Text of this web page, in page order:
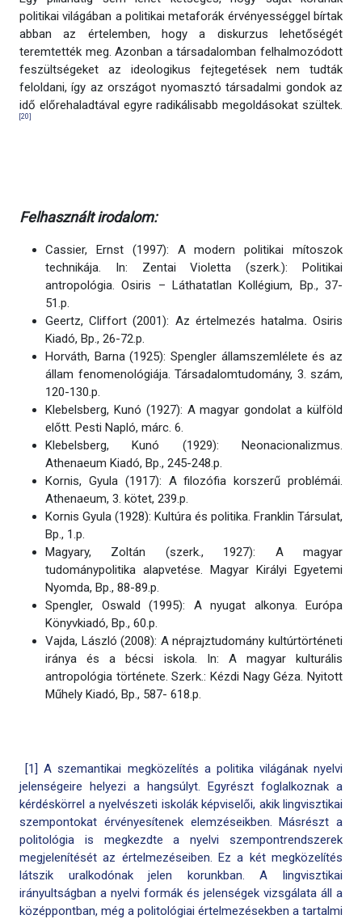
politikai világában a politikai metaforák érvényességgel bírtak
abban az értelemben, hogy a diskurzus lehetőségét
teremtették meg. Azonban a társadalomban felhalmozódott
feszültségeket az ideologikus fejtegetések nem tudták
feloldani, így az országot nyomasztó társadalmi gondok az
idő előrehaladtával egyre radikálisabb megoldásokat szültek.
[20]
Felhasznált irodalom:
Cassier, Ernst (1997): A modern politikai mítoszok
technikája. In: Zentai Violetta (szerk.): Politikai
antropológia. Osiris – Láthatatlan Kollégium, Bp., 37-
51.p.
Geertz, Cliffort (2001): Az értelmezés hatalma. Osiris
Kiadó, Bp., 26-72.p.
Horváth, Barna (1925): Spengler államszemlélete és az
állam fenomenológiája. Társadalomtudomány, 3. szám,
120-130.p.
Klebelsberg, Kunó (1927): A magyar gondolat a külföld
előtt. Pesti Napló, márc. 6.
Klebelsberg, Kunó (1929): Neonacionalizmus.
Athenaeum Kiadó, Bp., 245-248.p.
Kornis, Gyula (1917): A filozófia korszerű problémái.
Athenaeum, 3. kötet, 239.p.
Kornis Gyula (1928): Kultúra és politika. Franklin Társulat,
Bp., 1.p.
Magyary, Zoltán (szerk., 1927): A magyar
tudománypolitika alapvetése. Magyar Királyi Egyetemi
Nyomda, Bp., 88-89.p.
Spengler, Oswald (1995): A nyugat alkonya. Európa
Könyvkiadó, Bp., 60.p.
Vajda, László (2008): A néprajztudomány kultúrtörténeti
iránya és a bécsi iskola. In: A magyar kulturális
antropológia története. Szerk.: Kézdi Nagy Géza. Nyitott
Műhely Kiadó, Bp., 587- 618.p.
[1] A szemantikai megközelítés a politika világának nyelvi
jelenségeire helyezi a hangsúlyt. Egyrészt foglalkoznak a
kérdéskörrel a nyelvészeti iskolák képviselői, akik lingvisztikai
szempontokat érvényesítenek elemzéseikben. Másrészt a
politológia is megkezdte a nyelvi szempontrendszerek
megjelenítését az értelmezéseiben. Ez a két megközelítés
látszik uralkodónak jelen korunkban. A lingvisztikai
irányultságban a nyelvi formák és jelenségek vizsgálata áll a
középpontban, még a politológiai értelmezésekben a tartalmi